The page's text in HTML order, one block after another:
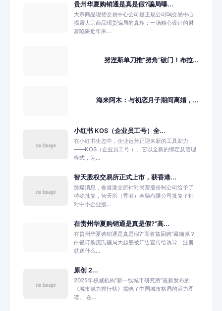
贵州华夏购销通是真是假?骗局曝...
大宗商品现货交易中心公司是正规公司吗交易中心
揭露大宗商品现货骗局的真相：一场精心设计的财
富陷阱近年来...
努涅斯单刀推“努角”破门！布拉...
海来阿木：与初恋月子期间离婚，...
小红书 KOS（企业员工号）全...
在小红书生态中，企业运营正迎来新的工具助力
——KOS（企业员工号 ）。它以全新的绑定及管理
模式，为...
智天股权交易所正式上市，获香港...
惊爆消息，香港港交所针对民营股份制公司给予了
特殊批复，智天所（香港）金融有限公司批复了针
对中小企业股...
在贵州华夏购销通是真是假?“高...
在贵州华夏购销通是真是假?“高收益回购”藏猫腻？
白银订购庞氏骗局大起底被广告宣传给诱导，注册
就送什么...
原创 2...
2025年权威机构“新一线城市研究所”最新发布的
《城市魅力排行榜》揭晓了中国城市格局的活力图
谱。 在...